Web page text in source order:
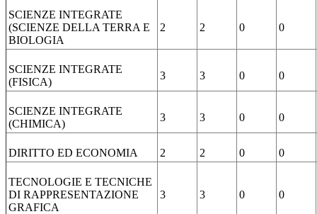
SCIENZE INTEGRATE
(SCIENZE DELLA TERRA E
BIOLOGIA
2 2 0 0
SCIENZE INTEGRATE
(FISICA)
3 3 0 0
SCIENZE INTEGRATE
(CHIMICA)
3 3 0 0
DIRITTO ED ECONOMIA 2 2 0 0
TECNOLOGIE E TECNICHE
DI RAPPRESENTAZIONE
GRAFICA
3 3 0 0